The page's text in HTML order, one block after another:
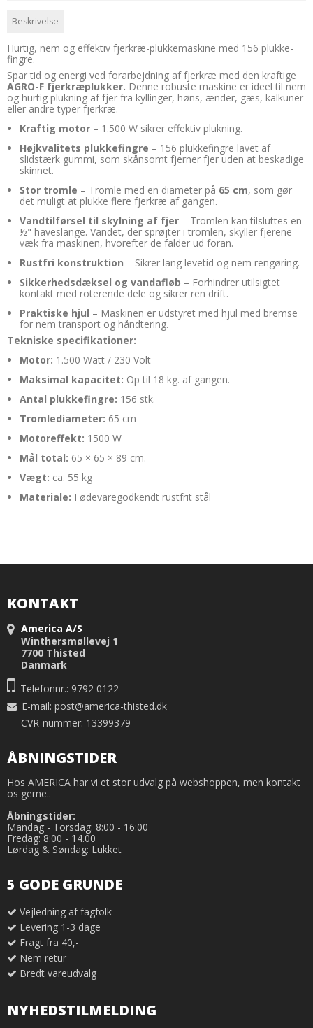
Beskrivelse
Hurtig, nem og effektiv fjerkræ-plukkemaskine med 156 plukke-
fingre.
Spar tid og energi ved forarbejdning af fjerkræ med den kraftige
AGRO-F fjerkræplukker. Denne robuste maskine er ideel til nem
og hurtig plukning af fjer fra kyllinger, høns, ænder, gæs, kalkuner
eller andre typer fjerkræ.
Kraftig motor– 1.500 W sikrer effektiv plukning.
Højkvalitets plukkefingre – 156 plukkefingre lavet af
slidstærk gummi, som skånsomt fjerner fjer uden at beskadige
skinnet.
Stor tromle – Tromle med en diameter på 65 cm, som gør
det muligt at plukke flere fjerkræ af gangen.
Vandtilførsel til skylning af fjer– Tromlen kan tilsluttes en
½" haveslange. Vandet, der sprøjter i tromlen, skyller fjerene
væk fra maskinen, hvorefter de falder ud foran.
Rustfri konstruktion – Sikrer lang levetid og nem rengøring.
Sikkerhedsdæksel og vandafløb – Forhindrer utilsigtet
kontakt med roterende dele og sikrer ren drift.
Praktiske hjul – Maskinen er udstyret med hjul med bremse
for nem transport og håndtering.
Tekniske specifikationer:
Motor: 1.500 Watt / 230 Volt
Maksimal kapacitet: Op til 18 kg. af gangen.
Antal plukkefingre: 156 stk.
Tromlediameter: 65 cm
Motoreffekt: 1500 W
Mål total: 65 × 65 × 89 cm.
Vægt: ca. 55 kg
Materiale: Fødevaregodkendt rustfrit stål
KONTAKT
America A/S
Winthersmøllevej 1
7700 Thisted
Danmark
Telefonnr.: 9792 0122
E-mail: post@america-thisted.dk
CVR-nummer: 13399379
ÅBNINGSTIDER
Hos AMERICA har vi et stor udvalg på webshoppen, men kontakt
os gerne..
Åbningstider:
Mandag - Torsdag: 8:00 - 16:00
Fredag: 8:00 - 14.00
Lørdag & Søndag: Lukket
5 GODE GRUNDE
Vejledning af fagfolk
Levering 1-3 dage
Fragt fra 40,-
Nem retur
Bredt vareudvalg
NYHEDSTILMELDING